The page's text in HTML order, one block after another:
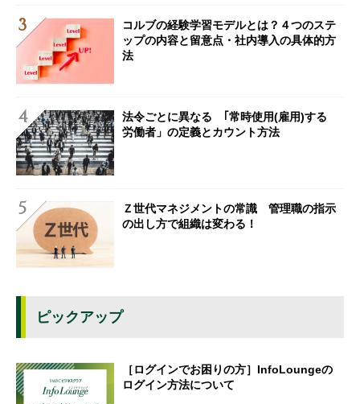
コルブの経験学習モデルとは？４つのステ
ップの内容と留意点・社内導入の具体的方
法
法令ごとに異なる ｢常時使用(雇用)する
労働者」の定義とカウント方法
Ｚ世代マネジメントの常識 管理職の指示
の出し方で組織は変わる！
ピックアップ
［ログインでお困りの方］InfoLoungeの
ログイン方法について